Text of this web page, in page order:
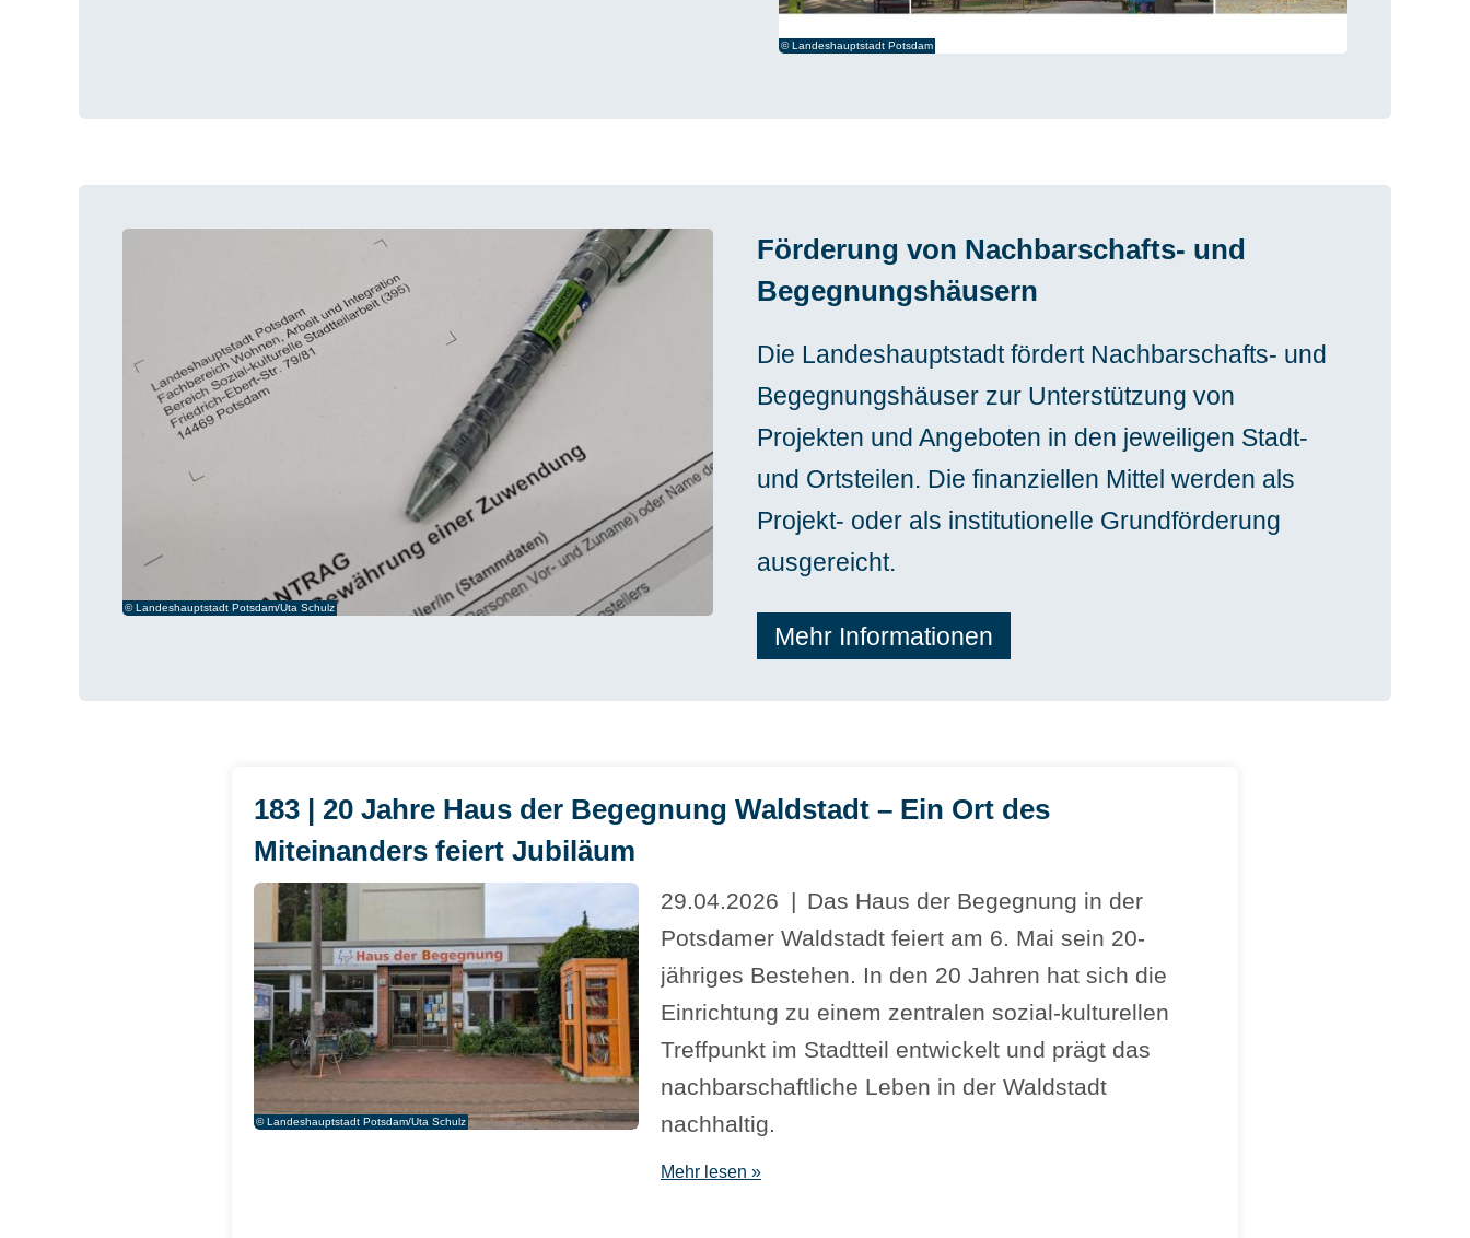
© Landeshauptstadt Potsdam
© Landeshauptstadt Potsdam/Uta Schulz
Förderung von Nachbarschafts- und
Begegnungshäusern
Die Landeshauptstadt fördert Nachbarschafts- und
Begegnungshäuser zur Unterstützung von
Projekten und Angeboten in den jeweiligen Stadt-
und Ortsteilen. Die finanziellen Mittel werden als
Projekt- oder als institutionelle Grundförderung
ausgereicht.
Mehr Informationen
183 | 20 Jahre Haus der Begegnung Waldstadt – Ein Ort des
Miteinanders feiert Jubiläum
© Landeshauptstadt Potsdam/Uta Schulz
29.04.2026
Das Haus der Begegnung in der
Potsdamer Waldstadt feiert am 6. Mai sein 20-
jähriges Bestehen. In den 20 Jahren hat sich die
Einrichtung zu einem zentralen sozial-kulturellen
Treffpunkt im Stadtteil entwickelt und prägt das
nachbarschaftliche Leben in der Waldstadt
nachhaltig.
Mehr lesen »